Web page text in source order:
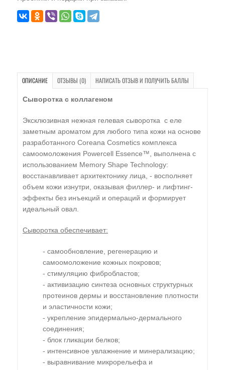
ОПИСАНИЕ ОТЗЫВЫ (0) НАПИСАТЬ ОТЗЫВ И ПОЛУЧИТЬ БАЛЛЫ
Сыворотка с коллагеном
Эксклюзивная нежная гелевая сыворотка с еле
заметным ароматом для любого типа кожи на основе
разработанного Coreana Cosmetics комплекса
самоомоложения Powercell Essence™, выполнена с
использованием Memory Shape Technology:
восстанавливает архитектонику лица, - восполняет
объем кожи изнутри, оказывая филлер- и лифтинг-
эффекты без инъекций и операций и формирует
идеальный овал.
Сыворотка обеспечивает:
- самообновление, регенерацию и
самоомоложение кожных покровов;
- стимуляцию фибробластов;
- активизацию синтеза основных структурных
протеинов дермы и восстановление плотности
и эластичности кожи;
- укрепление эпидермально-дермального
соединения;
- блок гликации белков;
- интенсивное увлажнение и минерализацию;
- выравнивание микрорельефа и